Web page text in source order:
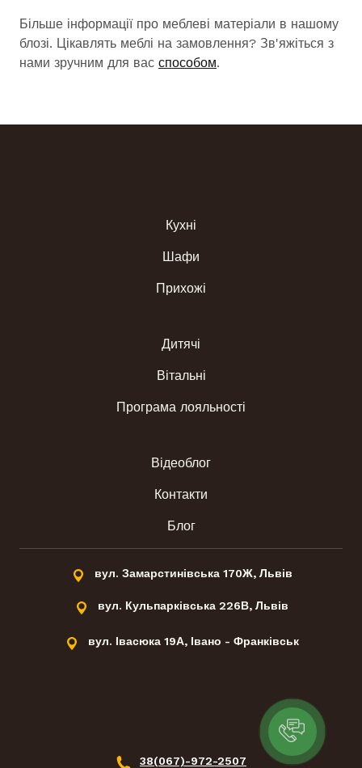
Більше інформації про меблеві матеріали в нашому
блозі. Цікавлять меблі на замовлення? Зв'яжіться з
нами зручним для вас способом.
Кухні
Шафи
Прихожі
Дитячі
Вітальні
Програма лояльності
Відеоблог
Контакти
Блог
вул. Замарстинівська 170Ж, Львів
вул. Кульпарківська 226В, Львів
вул. Івасюка 19А, Івано - Франківськ
38(067)-972-2507